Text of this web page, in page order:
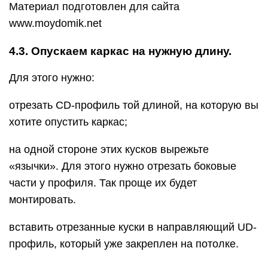
Материал подготовлен для сайта
www.moydomik.net
4.3. Опускаем каркас на нужную длину.
Для этого нужно:
отрезать CD-профиль той длиной, на которую вы
хотите опустить каркас;
на одной стороне этих кусков вырежьте
«язычки». Для этого нужно отрезать боковые
части у профиля. Так проще их будет
монтировать.
вставить отрезанные куски в направляющий UD-
профиль, который уже закреплен на потолке.